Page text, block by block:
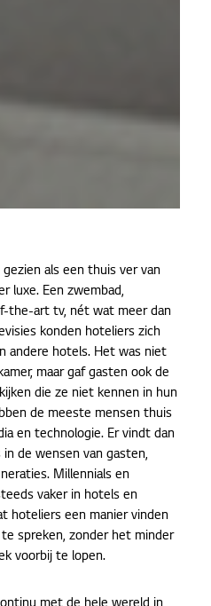
als een thuis ver van
luxe. Een zwembad,
the-art tv, nét wat meer dan
konden hoteliers zich
andere hotels. Het was niet
maar gaf gasten ook de
die ze niet kennen in hun
de meeste mensen thuis
en technologie. Er vindt dan
de wensen van gasten,
Millennials en
vaker in hotels en
hoteliers een manier vinden
spreken, zonder het minder
voorbij te lopen.